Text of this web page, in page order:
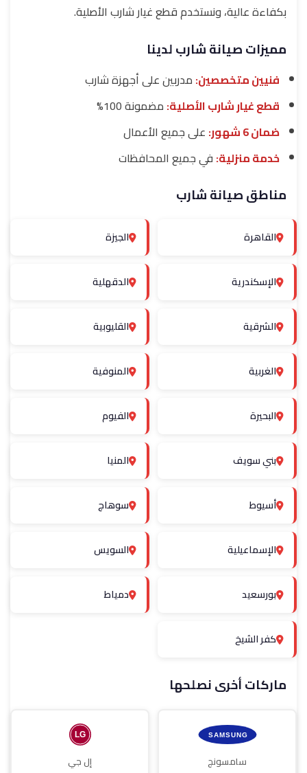
بكفاءة عالية، ونستخدم قطع غيار شارب الأصلية.
مميزات صيانة شارب لدينا
فنيين متخصصين: مدربين على أجهزة شارب
قطع غيار شارب الأصلية: مضمونة 100%
ضمان 6 شهور:
على جميع الأعمال
خدمة منزلية: في جميع المحافظات
مناطق صيانة شارب
القاهرة الجيزة
الإسكندرية الدقهلية
الشرقية القليوبية
الغربية المنوفية
البحيرة الفيوم
بني سويف المنيا
أسيوط سوهاج
الإسماعيلية السويس
بورسعيد دمياط
كفر الشيخ
ماركات أخرى نصلحها
سامسونج إل جي